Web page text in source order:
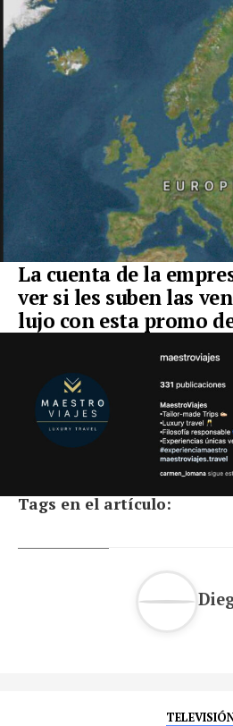
La cuenta de la
ver si les suben las
lujo con esta promo
Tags en el artículo: